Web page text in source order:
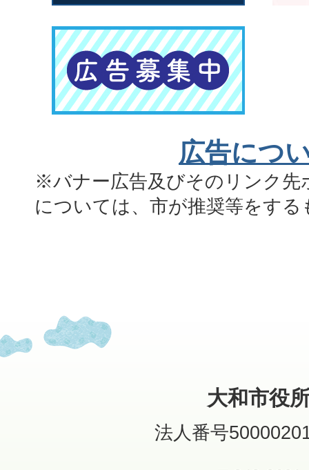
広告につ
※バナー広告及びそのリンク先
については、市が推奨等をす
大和市役
法人番号